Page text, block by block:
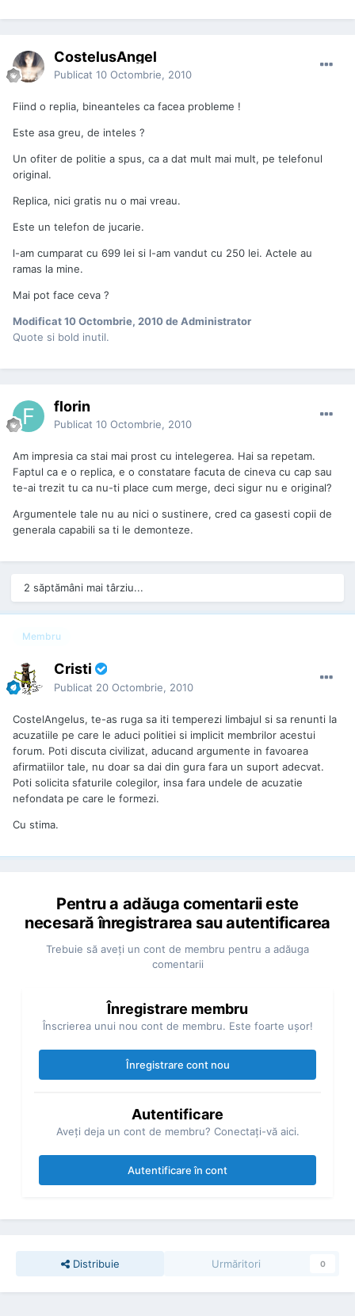
CostelusAngel
Publicat 10 Octombrie, 2010
Fiind o replia, bineanteles ca facea probleme !
Este asa greu, de inteles ?
Un ofiter de politie a spus, ca a dat mult mai mult, pe telefonul
original.
Replica, nici gratis nu o mai vreau.
Este un telefon de jucarie.
l-am cumparat cu 699 lei si l-am vandut cu 250 lei. Actele au
ramas la mine.
Mai pot face ceva ?
Modificat10 Octombrie, 2010de Administrator
Quote si bold inutil.
florin
Publicat 10 Octombrie, 2010
Am impresia ca stai mai prost cu intelegerea. Hai sa repetam.
Faptul ca e o replica, e o constatare facuta de cineva cu cap sau
te-ai trezit tu ca nu-ti place cum merge, deci sigur nu e original?
Argumentele tale nu au nici o sustinere, cred ca gasesti copii de
generala capabili sa ti le demonteze.
2 săptămâni mai târziu...
Membru
Cristi
Publicat 20 Octombrie, 2010
CostelAngelus, te-as ruga sa iti temperezi limbajul si sa renunti la
acuzatiile pe care le aduci politiei si implicit membrilor acestui
forum. Poti discuta civilizat, aducand argumente in favoarea
afirmatiilor tale, nu doar sa dai din gura fara un suport adecvat.
Poti solicita sfaturile colegilor, insa fara undele de acuzatie
nefondata pe care le formezi.
Cu stima.
Pentru a adăuga comentarii este
necesară înregistrarea sau autentificarea
Trebuie să aveţi un cont de membru pentru a adăuga
comentarii
Înregistrare membru
Înscrierea unui nou cont de membru. Este foarte uşor!
Înregistrare cont nou
Autentificare
Aveţi deja un cont de membru? Conectaţi-vă aici.
Autentificare în cont
Distribuie Urmăritori 0